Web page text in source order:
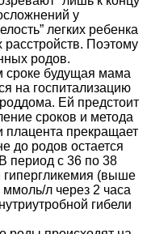
у
легких ребенка
Поэтому
родов.
будущая мама
на госпитализацию
Ей предстоит
сроков и метода
прекращает
до родов остается
период с 36 по 38
гипергликемия (выше
л через 2 часа
гибели